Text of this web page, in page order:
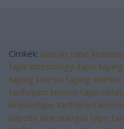
Címkék: kinesio tape
tape kinesiology-tape taping
taping kinesio taping
tanfolyam kinesio tape
kinesiotape tanfolyam
képzés kineziológiai tape